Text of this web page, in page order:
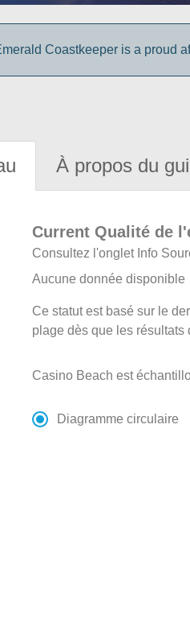
Coastkeeper is a proud
À propos du
Current Qualité de
Consultez l'onglet Info
Aucune donnée disponible
Ce statut est basé sur le
plage dès que les résultats
Casino Beach est
Diagramme circulaire